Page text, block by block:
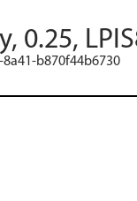
0.25,
b870f44b6730